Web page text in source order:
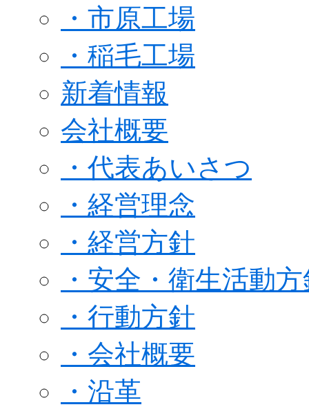
・市原工場
・稲毛工場
新着情報
会社概要
・代表あいさつ
・経営理念
・経営方針
・安全・衛生活動
・行動方針
・会社概要
・沿革